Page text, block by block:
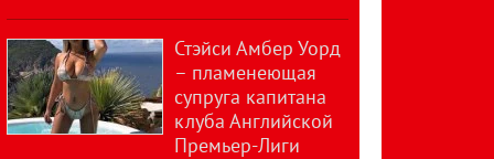
Стэйси Амбер Уорд
– пламенеющая
супруга капитана
клуба Английской
Премьер-Лиги